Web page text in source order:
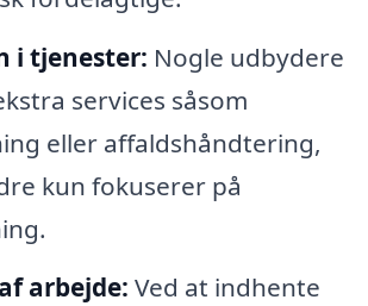
i tjenester: Nogle udbydere
services såsom
eller affaldshåndtering,
kun fokuserer på
arbejde: Ved at indhente